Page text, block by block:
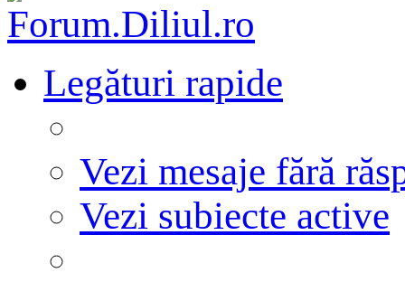
Legături rapide
Vezi mesaje fără
Vezi subiecte active